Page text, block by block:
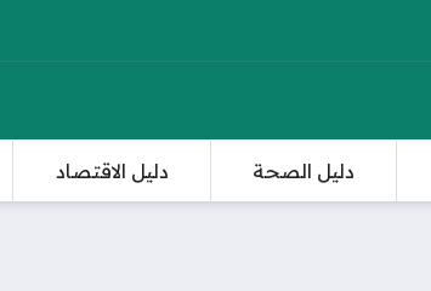
دليل الصحة دليل الاقتصاد